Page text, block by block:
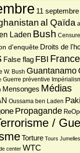
11
al Qaïda
Laden Bush Censure
d'enquête Droits de
False flag FBI
W. Bush Guantanamo
Guerre préventive
Mensonges Médias
Oussama ben Laden
Propagande
/
Torture Tours Jumelles
center WTC